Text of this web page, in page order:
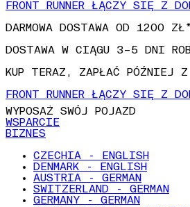
DARMOWA DOSTAWA OD 1200
DOSTAWA W CIĄGU 3–5 DNI
KUP TERAZ, ZAPŁAĆ PÓŹNIEJ Z
FRONT RUNNER ŁĄCZY SIĘ Z
WYPOSAŻ SWÓJ POJAZD
WSPARCIE
BIZNES
CZECHIA - ENGLISH
DENMARK - ENGLISH
AUSTRIA - GERMAN
SWITZERLAND - GERMAN
GERMANY - GERMAN